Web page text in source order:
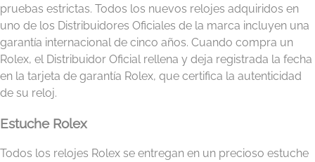
pruebas estrictas. Todos los nuevos relojes adquiridos en
uno de los Distribuidores Oficiales de la marca incluyen una
garantía internacional de cinco años. Cuando compra un
Rolex, el Distribuidor Oficial rellena y deja registrada la fecha
en la tarjeta de garantía Rolex, que certifica la autenticidad
de su reloj.
Estuche Rolex
Todos los relojes Rolex se entregan en un precioso estuche